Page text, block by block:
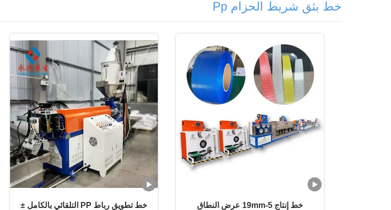
خط بثق شريط الحزام Pp
خط إنتاج 5-19mm عرض النطاق
خط تطويق رباط PP التلقائي بالكامل ±